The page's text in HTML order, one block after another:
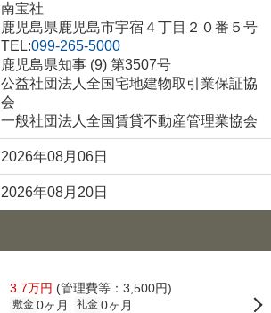
南宝社
鹿児島県鹿児島市宇宿４丁目２０番５号
TEL:099-265-5000
鹿児島県知事 (9) 第3507号
公益社団法人全国宅地建物取引業保証協
会
一般社団法人全国賃貸不動産管理業協会
2026年08月06日
2026年08月20日
3.7万円 (管理費等：3,500円)
敷金 0ヶ月 礼金 0ヶ月